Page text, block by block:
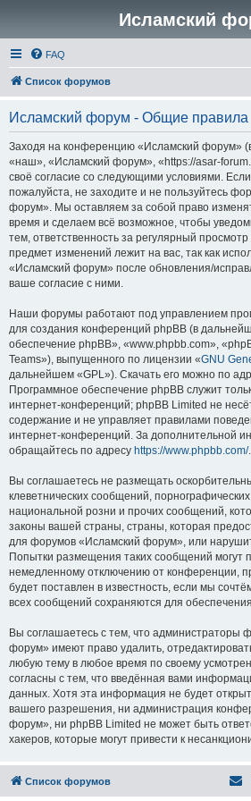
Исламский
FAQ
Список форумов
Исламский форум - Общие правила
Заходя на конференцию «Исламский форум»
«наш», «Исламский форум», «https://asar-
своё согласие со следующими условиями.
пожалуйста, не заходите и не пользуйтесь
форум». Мы оставляем за собой право
время и сделаем всё возможное, чтобы
тем, ответственность за регулярный
предмет изменений лежит на вас, так как
«Исламский форум» после обновления/
ваше согласие с ними.
Наши форумы работают под управлением
для создания конференций phpBB (в
обеспечение phpBB», «www.phpbb.com»,
Teams»), выпущенного по лицензии «GNU
дальнейшем «GPL»). Скачать его можно по
Программное обеспечение phpBB служит
интернет-конференций; phpBB Limited не
содержание и не управляет правилами
интернет-конференций. За дополнительной
обращайтесь по адресу https://www.phpbb.com/.
Вы соглашаетесь не размещать
клеветнических сообщений,
национальной розни и прочих сообщений,
законы вашей страны, страны, которая
для форумов «Исламский форум», или
Попытки размещения таких сообщений могут
немедленному отключению от конференции,
будет поставлен в известность, если мы
всех сообщений сохраняются для
Вы соглашаетесь с тем, что администраторы
форум» имеют право удалить,
любую тему в любое время по своему
согласны с тем, что введённая вами
данных. Хотя эта информация не будет
вашего разрешения, ни администрация
форум», ни phpBB Limited не может быть
хакеров, которые могут привести к
Список форумов